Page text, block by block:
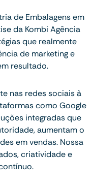
de Embalagens em
da Kombi Agência
que realmente
de marketing e
resultado.
nas redes sociais à
como Google
integradas que
aumentam o
em vendas. Nossa
criatividade e